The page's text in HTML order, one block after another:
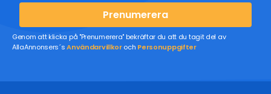
Prenumerera
Genom att klicka på "Prenumerera" bekräftar du att du tagit del av
AllaAnnonsers´sAnvändarvillkoroch Personuppgifter